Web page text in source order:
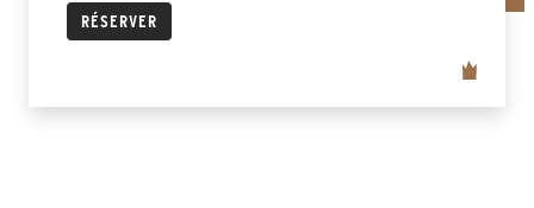
RÉSERVER